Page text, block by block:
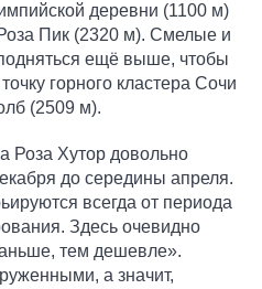
деревни (1100 м)
Пик (2320 м). Смелые и
ещё выше, чтобы
горного кластера Сочи
(2509 м).
Роза Хутор довольно
до середины апреля.
всегда от периода
Здесь очевидно
тем дешевле».
а значит,